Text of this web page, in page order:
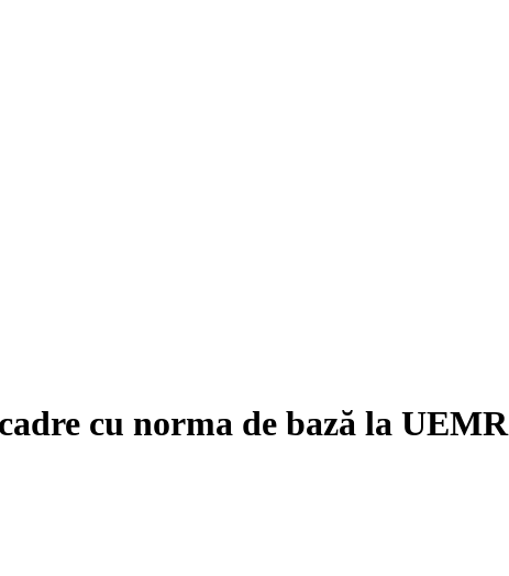
cu norma de bază la UEMR